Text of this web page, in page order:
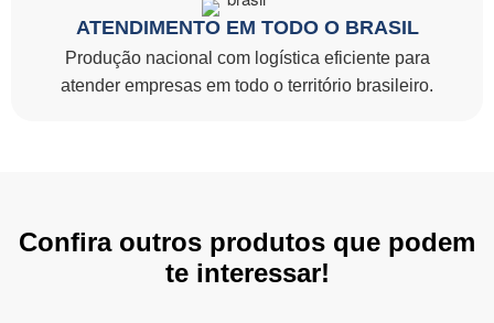
ATENDIMENTO EM TODO O BRASIL
Produção nacional com logística eficiente para
atender empresas em todo o território brasileiro.
Confira outros produtos que podem
te interessar!